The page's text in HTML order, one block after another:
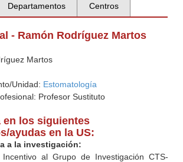
Departamentos Centros
- Ramón Rodríguez Martos
Martos
Unidad: Estomatología
Profesor Sustituto
en los siguientes
ayudas en la US:
a la investigación:
Incentivo al Grupo de Investigación CTS-